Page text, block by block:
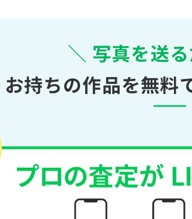
＼ 写真を送
お持ちの作品を無料